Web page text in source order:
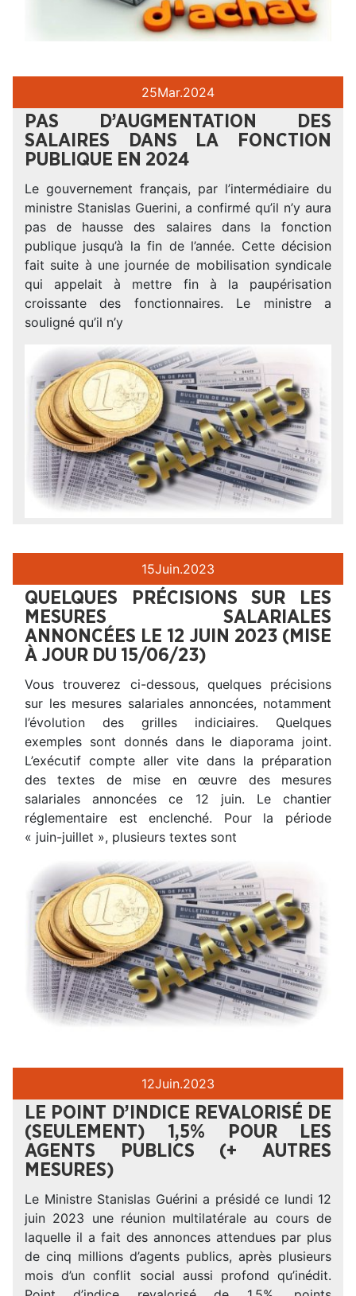
25Mar.2024
PAS D’AUGMENTATION DES
SALAIRES DANS LA FONCTION
PUBLIQUE EN 2024
Le gouvernement français, par l’intermédiaire du
ministre Stanislas Guerini, a confirmé qu’il n’y aura
pas de hausse des salaires dans la fonction
publique jusqu’à la fin de l’année. Cette décision
fait suite à une journée de mobilisation syndicale
qui appelait à mettre fin à la paupérisation
croissante des fonctionnaires. Le ministre a
souligné qu’il n’y
15Juin.2023
QUELQUES PRÉCISIONS SUR LES
MESURES SALARIALES
ANNONCÉES LE 12 JUIN 2023 (MISE
À JOUR DU 15/06/23)
Vous trouverez ci-dessous, quelques précisions
sur les mesures salariales annoncées, notamment
l’évolution des grilles indiciaires. Quelques
exemples sont donnés dans le diaporama joint.
L’exécutif compte aller vite dans la préparation
des textes de mise en œuvre des mesures
salariales annoncées ce 12 juin. Le chantier
réglementaire est enclenché. Pour la période
« juin-juillet », plusieurs textes sont
12Juin.2023
LE POINT D’INDICE REVALORISÉ DE
(SEULEMENT) 1,5% POUR LES
AGENTS PUBLICS (+ AUTRES
MESURES)
Le Ministre Stanislas Guérini a présidé ce lundi 12
juin 2023 une réunion multilatérale au cours de
laquelle il a fait des annonces attendues par plus
de cinq millions d’agents publics, après plusieurs
mois d’un conflit social aussi profond qu’inédit.